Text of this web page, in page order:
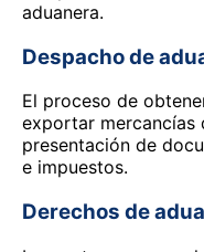
aduanera.
Despacho de
El proceso de
exportar mercancías
presentación de
e impuestos.
Derechos de